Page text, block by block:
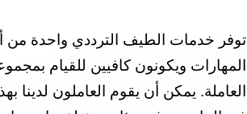
توفر خدمات الطيف الترددي واحدة من
المهارات ويكونون كافيين للقيام
العاملة. يمكن أن يقوم العاملون لدينا